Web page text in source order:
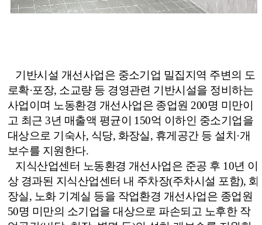
기반시설 개선사업은 중소기업 밀집지역 주변의 도
로확·포장, 소교량 등 경영관련 기반시설을 정비하는
사업이며 노동환경 개선사업은 종업원 200명 미만이
고 최근 3년 매출액 평균이 150억 이하인 중소기업을
대상으로 기숙사, 식당, 화장실, 휴게공간 등 설치·개
보수를 지원한다.
지식산업센터 노동환경 개선사업은 준공 후 10년 이
상 경과된 지식산업센터 내 주차장(주차시설 포함), 화
장실, 노화 기계실 등을 작업환경 개선사업은 종업원
50명 미만의 소기업을 대상으로 파손되고 노후한 작